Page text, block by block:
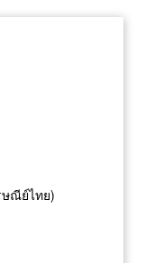
ษณีย์ไทย)